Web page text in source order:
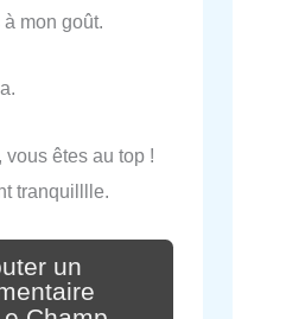
mon goût.
êtes au top !
tranquilllle.
un